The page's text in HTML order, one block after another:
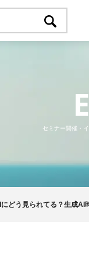
セミナー開催・
どう見られてる？生成AI